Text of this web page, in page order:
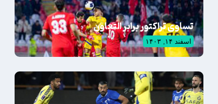
تساوی تراکتور برابر التعاون
اسفند ۱۴, ۱۴۰۳